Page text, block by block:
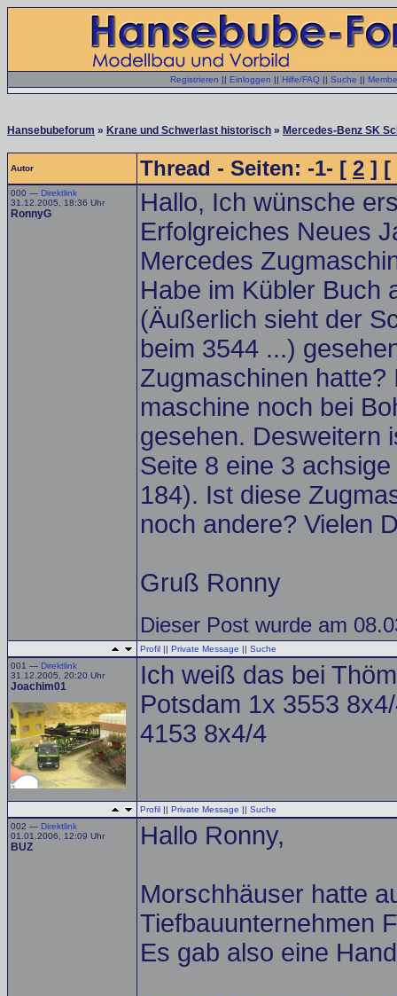
Registrieren || Einloggen || Hilfe/FAQ || Suche ||
Hansebubeforum » Krane und Schwerlast historisch » Mercedes-Benz SK
Autor Thread - Seiten: -1- [ 2 ] [
000 — Direktlink
31.12.2005, 18:36 Uhr
RonnyG
Hallo, Ich wünsche
Erfolgreiches Neues
Mercedes
Habe im Kübler Buch
(Äußerlich sieht der
beim 3544 ...)
Zugmaschinen
maschine noch bei
gesehen. Desweitern
Seite 8 eine 3
184). Ist diese
noch andere? Vielen
Gruß Ronny
Dieser Post wurde am
Profil || Private Message || Suche
001 — Direktlink
31.12.2005, 20:20 Uhr
Joachim01
Ich weiß das bei
Potsdam 1x 3553
4153 8x4/4
Profil || Private Message || Suche
002 — Direktlink
01.01.2006, 12:09 Uhr
BUZ Hallo Ronny,
Morschhäuser hatte
Tiefbauunternehmen
Es gab also eine